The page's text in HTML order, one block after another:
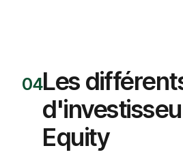
Les
Equity